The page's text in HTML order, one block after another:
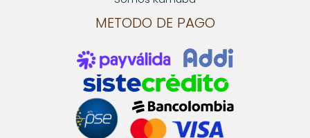
METODO DE PAGO